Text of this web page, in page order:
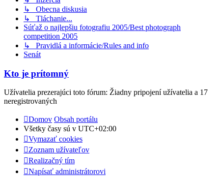
↳ Obecna diskusia
↳ Tláchanie...
Súťaž o najlepšiu fotografiu 2005/Best photograph
competition 2005
↳ Pravidlá a informácie/Rules and info
Senát
Kto je prítomný
Užívatelia prezerajúci toto fórum: Žiadny pripojení užívatelia a 17
neregistrovaných
Domov Obsah portálu
Všetky časy sú v UTC+02:00
Vymazať cookies
Zoznam užívateľov
Realizačný tím
Napísať administrátorovi